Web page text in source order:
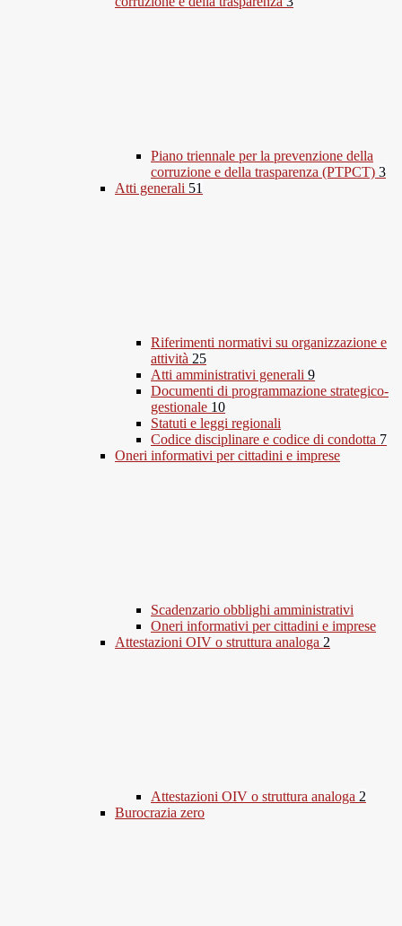
Piano triennale per la prevenzione della
corruzione e della trasparenza (PTPCT) 3
Atti generali 51
Riferimenti normativi su organizzazione e
attività 25
Atti amministrativi generali 9
Documenti di programmazione strategico-
gestionale 10
Statuti e leggi regionali
Codice disciplinare e codice di condotta 7
Oneri informativi per cittadini e imprese
Scadenzario obblighi amministrativi
Oneri informativi per cittadini e imprese
Attestazioni OIV o struttura analoga 2
Attestazioni OIV o struttura analoga 2
Burocrazia zero